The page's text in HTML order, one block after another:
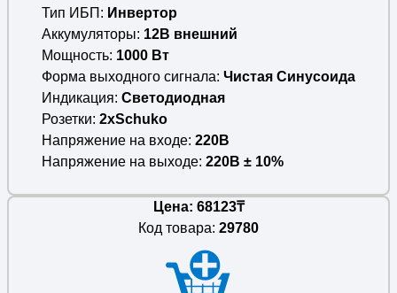
Тип ИБП
Инвертор
Аккумуляторы 12В внешний
Мощность 1000 Вт
Форма выходного сигнала Чистая Синусоида
Индикация Светодиодная
Розетки 2xSchuko
Напряжение на входе 220В
Напряжение на выходе 220В ± 10%
Цена: 68123₸
Код товара: 29780